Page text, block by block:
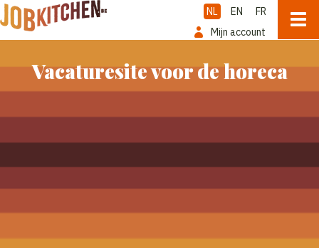
NL EN
FR
Mijn account
Vacaturesite voor de horeca